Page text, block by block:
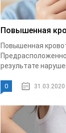
Повышенная
Повышенная
результате
0 31.03.2020